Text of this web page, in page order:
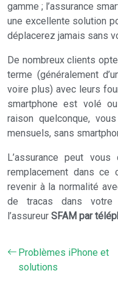
gamme ; l’assurance
une excellente solution
déplacerez jamais sans
De nombreux clients
terme (généralement
voire plus) avec leurs
smartphone est volé
raison quelconque,
mensuels, sans
L’assurance peut
remplacement dans
revenir à la normalité
de tracas dans votre
l’assureur SFAM par
Problèmes iPhone et
solutions